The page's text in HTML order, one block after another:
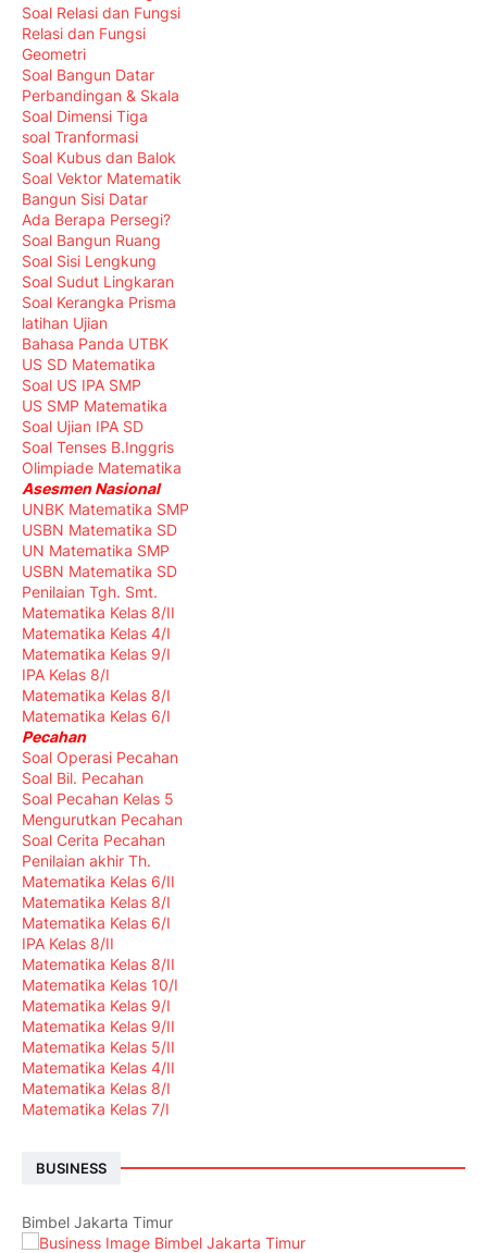
Soal Relasi dan Fungsi
Relasi dan Fungsi
Geometri
Soal Bangun Datar
Perbandingan & Skala
Soal Dimensi Tiga
soal Tranformasi
Soal Kubus dan Balok
Soal Vektor Matematik
Bangun Sisi Datar
Ada Berapa Persegi?
Soal Bangun Ruang
Soal Sisi Lengkung
Soal Sudut Lingkaran
Soal Kerangka Prisma
latihan Ujian
Bahasa Panda UTBK
US SD Matematika
Soal US IPA SMP
US SMP Matematika
Soal Ujian IPA SD
Soal Tenses B.Inggris
Olimpiade Matematika
Asesmen Nasional
UNBK Matematika SMP
USBN Matematika SD
UN Matematika SMP
USBN Matematika SD
Penilaian Tgh. Smt.
Matematika Kelas 8/II
Matematika Kelas 4/I
Matematika Kelas 9/I
IPA Kelas 8/I
Matematika Kelas 8/I
Matematika Kelas 6/I
Pecahan
Soal Operasi Pecahan
Soal Bil. Pecahan
Soal Pecahan Kelas 5
Mengurutkan Pecahan
Soal Cerita Pecahan
Penilaian akhir Th.
Matematika Kelas 6/II
Matematika Kelas 8/I
Matematika Kelas 6/I
IPA Kelas 8/II
Matematika Kelas 8/II
Matematika Kelas 10/I
Matematika Kelas 9/I
Matematika Kelas 9/II
Matematika Kelas 5/II
Matematika Kelas 4/II
Matematika Kelas 8/I
Matematika Kelas 7/I
BUSINESS
Bimbel Jakarta Timur